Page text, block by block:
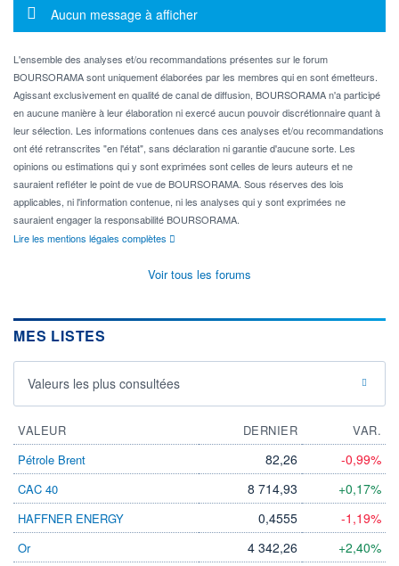
Message d'information
Aucun message à afficher
L'ensemble des analyses et/ou recommandations présentes sur le forum
BOURSORAMA sont uniquement élaborées par les membres qui en sont émetteurs.
Agissant exclusivement en qualité de canal de diffusion, BOURSORAMA n'a participé
en aucune manière à leur élaboration ni exercé aucun pouvoir discrétionnaire quant à
leur sélection. Les informations contenues dans ces analyses et/ou recommandations
ont été retranscrites "en l'état", sans déclaration ni garantie d'aucune sorte. Les
opinions ou estimations qui y sont exprimées sont celles de leurs auteurs et ne
sauraient refléter le point de vue de BOURSORAMA. Sous réserves des lois
applicables, ni l'information contenue, ni les analyses qui y sont exprimées ne
sauraient engager la responsabilité BOURSORAMA.
Lire les mentions légales complètes
Voir tous les forums
MES LISTES
Valeurs les plus consultées
VALEUR DERNIER
VAR.
Pétrole Brent
82,26 -0,99%
CAC 40 8 714,93 +0,17%
HAFFNER ENERGY 0,4555 -1,19%
Or 4 342,26 +2,40%